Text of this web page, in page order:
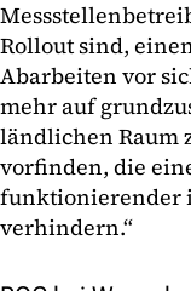
Rollout sind,
Abarbeiten vor
mehr auf
ländlichen Raum
vorfinden, die
funktionierender
verhindern.“